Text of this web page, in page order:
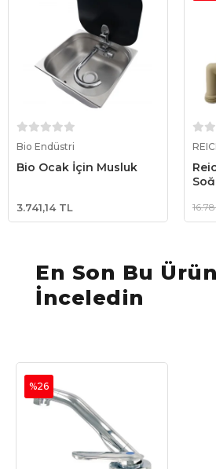
Bio Endüstri
Bio Ocak İçin Musluk
3.741,14 TL
En Son Bu
İnceledin
%26